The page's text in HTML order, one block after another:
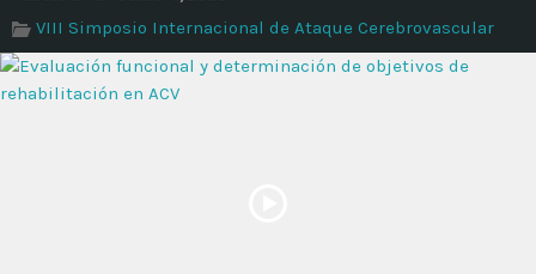
Time
VIII Simposio Internacional de Ataque Cerebrovascular